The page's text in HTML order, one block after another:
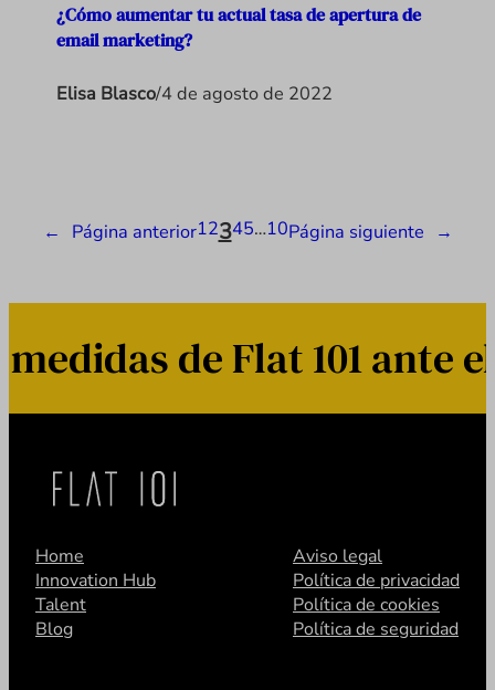
¿Cómo aumentar tu actual tasa de apertura de
email marketing?
Elisa Blasco/4 de agosto de 2022
← Página anterior12345…10Página siguiente →
de Flat 101 ante
Home
Innovation Hub
Talent
Blog
Aviso legal
Política de privacidad
Política de cookies
Política de seguridad